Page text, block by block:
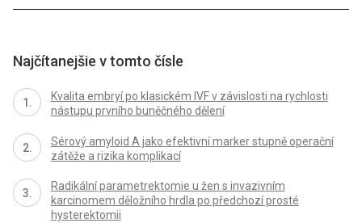
Najčítanejšie v tomto čísle
Kvalita embryí po klasickém IVF v závislosti na rychlosti
nástupu prvního buněčného dělení
Sérový amyloid A jako efektivní marker stupně operační
zátěže a rizika komplikací
Radikální parametrektomie u žen s invazivním
karcinomem děložního hrdla po předchozí prosté
hysterektomii